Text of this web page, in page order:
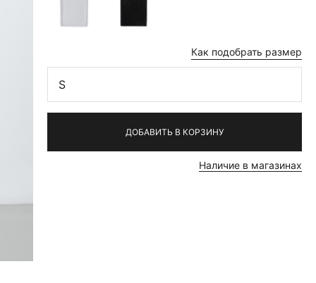
Как подобрать размер
S
ДОБАВИТЬ В КОРЗИНУ
Наличие в магазинах